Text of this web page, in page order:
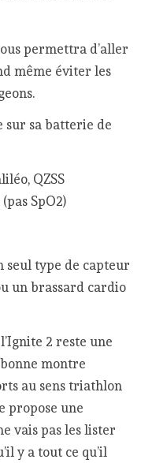
permettra d’aller
même éviter les
sur sa batterie de
QZSS
SpO2)
seul type de capteur
un brassard cardio
2 reste une
montre
au sens triathlon
propose une
vais pas les lister
y a tout ce qu’il